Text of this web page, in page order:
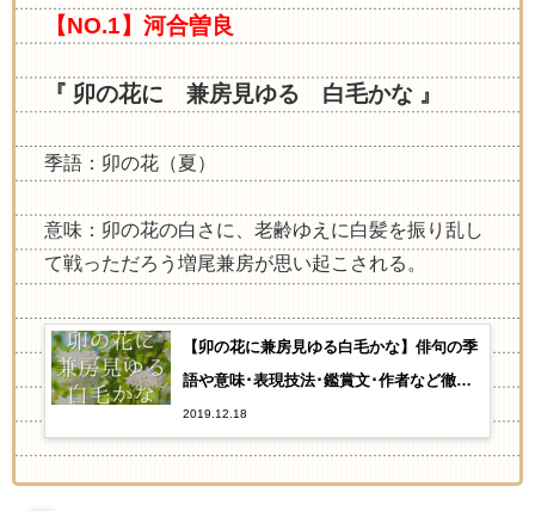
【NO.1】河合曽良
『 卯の花に 兼房見ゆる 白毛かな 』
季語：卯の花（夏）
意味：卯の花の白さに、老齢ゆえに白髪を振り乱し
て戦っただろう増尾兼房が思い起こされる。
【卯の花に兼房見ゆる白毛かな】俳句の季
語や意味･表現技法･鑑賞文･作者など徹底
解説!!
2019.12.18